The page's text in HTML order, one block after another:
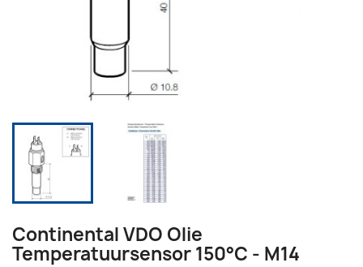
Continental VDO Olie
Temperatuursensor 150°C - M14